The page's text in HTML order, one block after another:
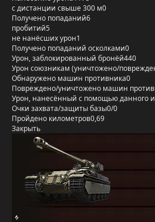
с дистанции свыше 300 м0
Получено попаданий6
пробитий5
не нанёсших урон1
Получено попаданий осколками0
Урон, заблокированный бронёй440
Урон союзникам (уничтожено/
Обнаружено машин противника0
Повреждено/уничтожено машин
Урон, нанесённый с помощью данного
Очки захвата/защиты базы0/0
Пройдено километров0,69
Закрыть